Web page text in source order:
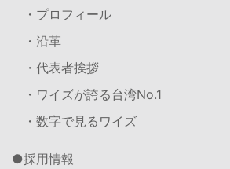
・プロフィール
・沿革
・代表者挨拶
・ワイズが誇る台湾No.1
・数字で見るワイズ
採用情報